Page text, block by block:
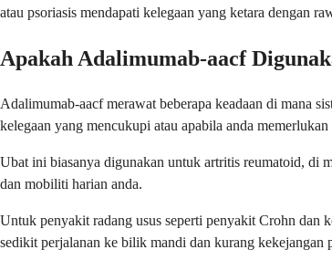
atau psoriasis mendapati kelegaan yang ketara dengan
Apakah Adalimumab-aacf
Adalimumab-aacf merawat beberapa keadaan di mana
kelegaan yang mencukupi atau apabila anda
Ubat ini biasanya digunakan untuk artritis reumatoid, di
dan mobiliti harian anda.
Untuk penyakit radang usus seperti penyakit Crohn dan
sedikit perjalanan ke bilik mandi dan kurang kekejangan